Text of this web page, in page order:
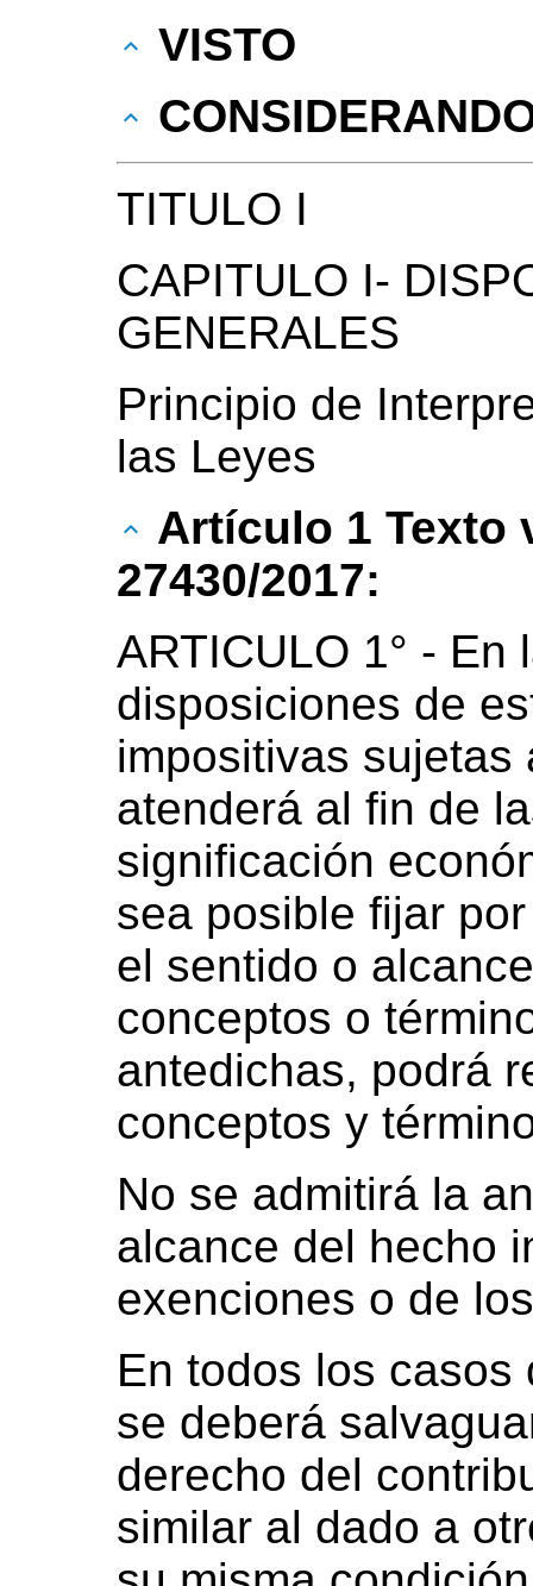
VISTO
TITULO I
CAPITULO I-
GENERALES
Principio de
las Leyes
Artículo 1 Texto
27430/2017:
ARTICULO 1° -
disposiciones de
impositivas sujetas
atenderá al fin de
significación
sea posible fijar
el sentido o
conceptos o
antedichas, podrá
conceptos y
No se admitirá la
alcance del hecho
exenciones o de
En todos los
se deberá
derecho del
similar al dado a